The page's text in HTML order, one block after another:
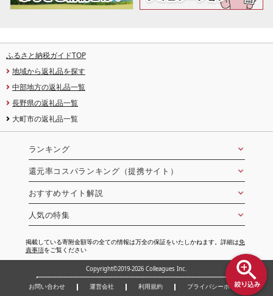
ふるさと納税ガイドTOP
地域から返礼品を探す
中部地方の返礼品一覧
長野県の返礼品一覧
大町市の返礼品一覧
ランキング
還元率コスパランキング（提携サイト）
おすすめサイト解説
人気の特集
掲載している寄附金額等の全ての情報は万全の保証をいたしかねます。詳細は免
責事項をご覧ください
Copyright©2019-2026 Colleagues Inc.
お問い合わせ 運営会社 利用規約 プライバシーポリシー